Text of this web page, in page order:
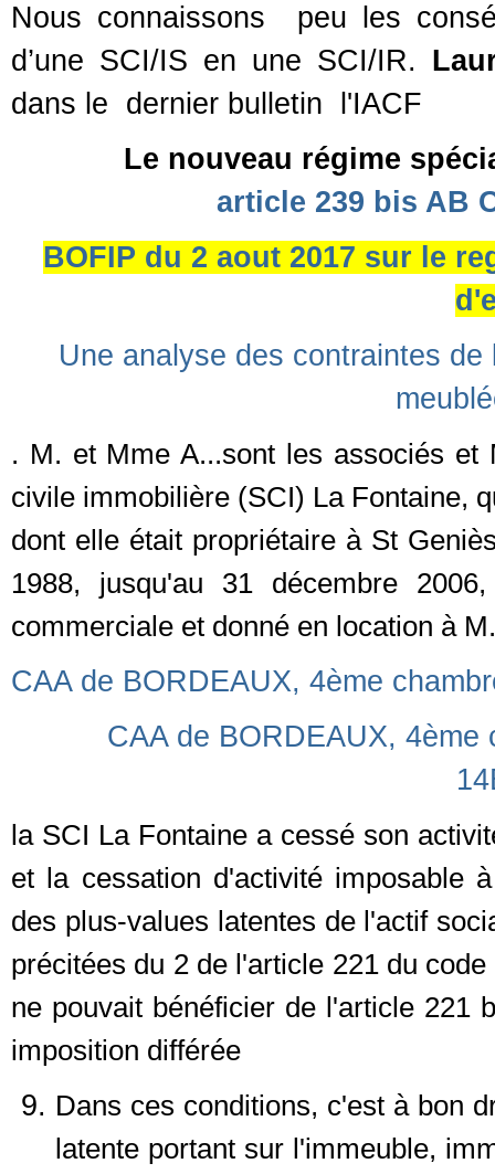
Nous connaissons peu les
d’une SCI/IS en une SCI/IR.
dans le dernier bulletin l'IACF
Le nouveau régime
article 239 bis AB
BOFIP du 2 aout 2017 sur le
Une analyse des contraintes de
. M. et Mme A...sont les associés
civile immobilière (SCI) La Fontaine,
dont elle était propriétaire à St
1988, jusqu'au 31 décembre
commerciale et donné en location à
CAA de BORDEAUX, 4ème
CAA de BORDEAUX,
la SCI La Fontaine a cessé son
et la cessation d'activité imposable
des plus-values latentes de l'actif
précitées du 2 de l'article 221 du
ne pouvait bénéficier de l'article 221
imposition différée
Dans ces conditions, c'est à bon
latente portant sur l'immeuble,